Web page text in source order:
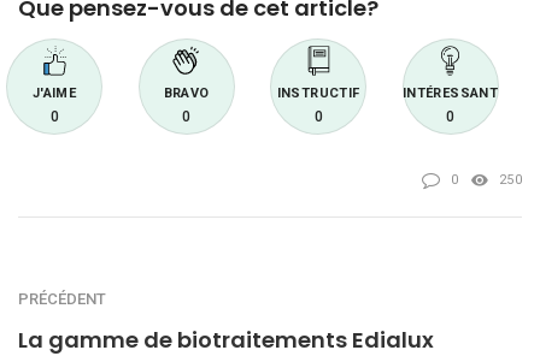
Que pensez-vous de cet article?
J'AIME
0
BRAVO
0
INSTRUCTIF
0
INTÉRESSANT
0
0 250
PRÉCÉDENT
La gamme de biotraitements Edialux